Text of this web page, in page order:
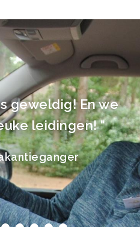
geweldig! En we
leidingen! "